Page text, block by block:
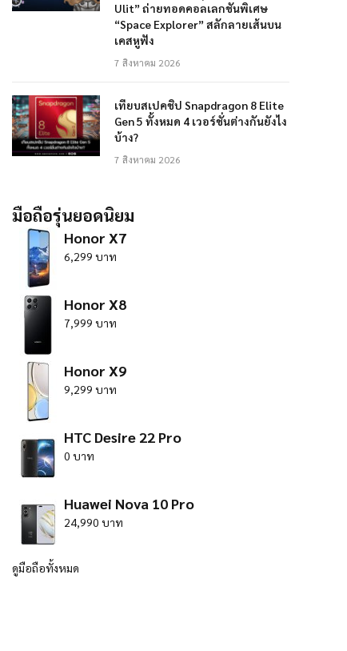
Ulit” ถ่ายทอดคอลเลกชันพิเศษ
“Space Explorer” สลักลายเส้นบน
เคสหูฟัง
7 สิงหาคม 2026
เทียบสเปคชิป Snapdragon 8 Elite
Gen 5 ทั้งหมด 4 เวอร์ชั่นต่างกันยังไง
บ้าง?
7 สิงหาคม 2026
มือถือรุ่นยอดนิยม
Honor X7
6,299 บาท
Honor X8
7,999 บาท
Honor X9
9,299 บาท
HTC Desire 22 Pro
0 บาท
Huawei Nova 10 Pro
24,990 บาท
ดูมือถือทั้งหมด